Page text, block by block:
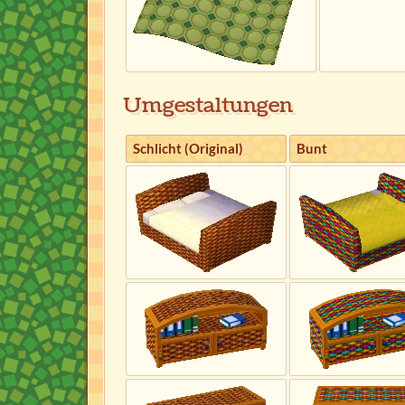
Umgestaltungen
Schlicht (Original) Bunt